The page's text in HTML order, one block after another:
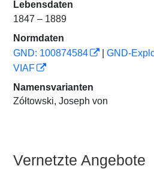
Lebensdaten
1847 – 1889
Normdaten
GND: 100874584
GND-
VIAF
Namensvarianten
Zółtowski, Joseph von
Vernetzte Angebote